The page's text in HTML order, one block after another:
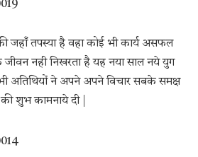
जहाँ तपस्या है वहा कोई भी कार्य असफल
जीवन नही निखरता है यह नया साल नये युग
अतिथियों ने अपने अपने विचार सबके समक्ष
शुभ कामनाये दी |